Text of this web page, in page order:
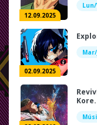
12.09.2025
02.09.2025
Kore.